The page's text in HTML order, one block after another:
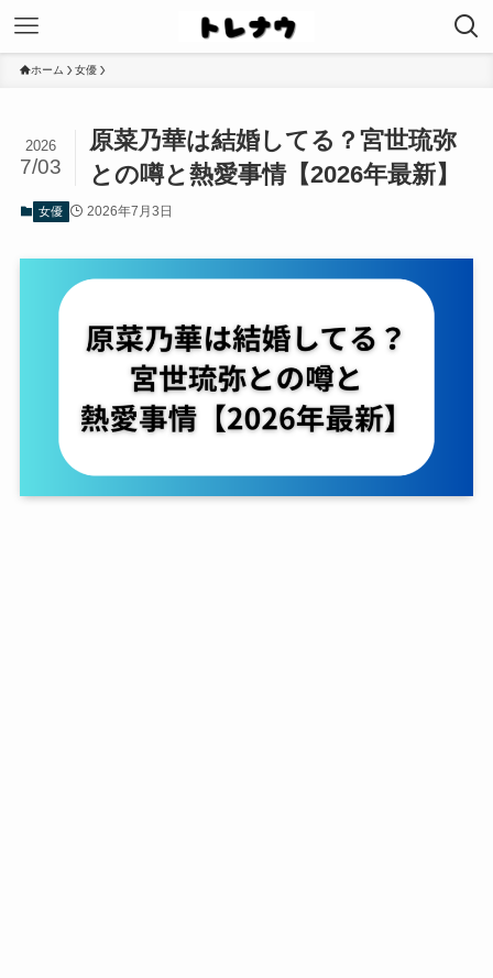
ホーム 女優
原菜乃華は結婚してる？宮世琉弥
との噂と熱愛事情【2026年最新】
2026
7/03
女優 2026年7月3日